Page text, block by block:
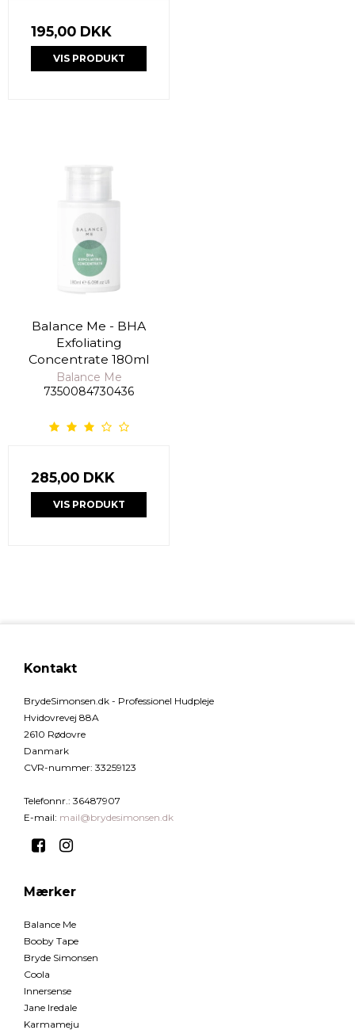
195,00 DKK
VIS PRODUKT
Balance Me - BHA
Exfoliating
Concentrate 180ml
Balance Me
7350084730436
285,00 DKK
VIS PRODUKT
Kontakt
BrydeSimonsen.dk - Professionel Hudpleje
Hvidovrevej 88A
2610 Rødovre
Danmark
CVR-nummer: 33259123
Telefonnr.: 36487907
E-mail: mail@brydesimonsen.dk
Mærker
Balance Me
Booby Tape
Bryde Simonsen
Coola
Innersense
Jane Iredale
Karmameju